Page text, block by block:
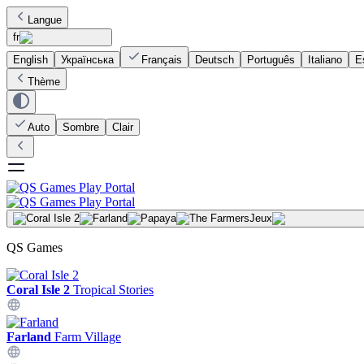
Langue
fr
English
Українська Français Deutsch Português Italiano
Thème
Auto Sombre Clair
Jeux
QS Games
Coral Isle 2 Tropical Stories
Farland Farm Village